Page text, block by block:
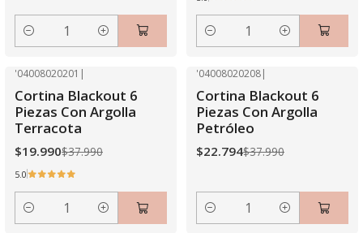
Cantidad Cantidad
'04008020201 |
Cortina Blackout 6
Piezas Con Argolla
Terracota
$19.990$37.990
5.0
Cantidad
'04008020208|
Cortina Blackout 6
Piezas Con Argolla
Petróleo
$22.794$37.990
Cantidad